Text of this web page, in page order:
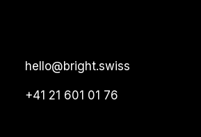
hello@bright.swiss
+41 21 601 01 76